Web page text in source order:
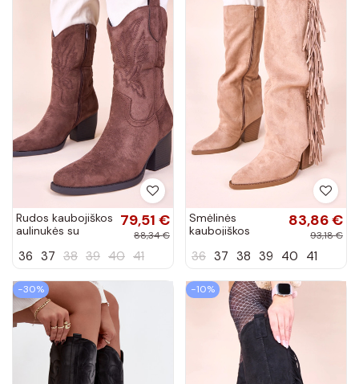
Rudos kaubojiškos
aulinukės su
siuvinėta
79,51 €
88,34 €
36 37 38 39 40 41
Smėlinės
kaubojiškos
Shia
83,86 €
93,18 €
36 37 38 39 40 41
−30% −10%